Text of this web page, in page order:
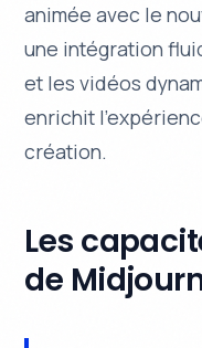
animée avec le
une intégration
et les vidéos
enrichit
création.
Les
de